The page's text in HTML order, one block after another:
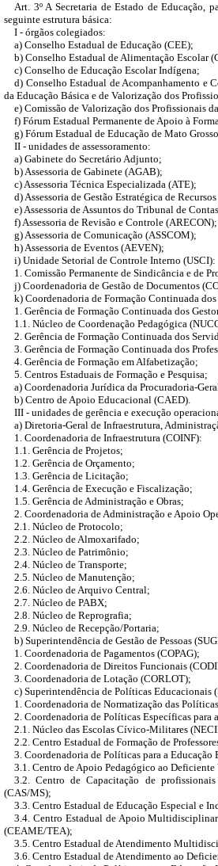
Art. 3º A Secretaria de Estado de Educação,
seguinte estrutura básica:
I - órgãos colegiados:
a) Conselho Estadual de Educação (CEE);
b) Conselho Estadual de Alimentação Escolar
c) Conselho de Educação Escolar Indígena;
d) Conselho Estadual de Acompanhamento e
da Educação Básica e de Valorização dos
e) Comissão de Valorização dos Profissionais
f) Fórum Estadual Permanente de Apoio à
g) Fórum Estadual de Educação de Mato
II - unidades de assessoramento:
a) Gabinete do Secretário Adjunto;
b) Assessoria de Gabinete (AGAB);
c) Assessoria Técnica Especializada (ATE);
d) Assessoria de Gestão Estratégica de
e) Assessoria de Assuntos do Tribunal de
f) Assessoria de Revisão e Controle (ARECON);
g) Assessoria de Comunicação (ASSCOM);
h) Assessoria de Eventos (AEVEN);
i) Unidade Setorial de Controle Interno (USCI):
1. Comissão Permanente de Sindicância e de
j) Coordenadoria de Gestão de Documentos
k) Coordenadoria de Formação Continuada
1. Gerência de Formação Continuada dos
1.1. Núcleo de Coordenação Pedagógica
2. Gerência de Formação Continuada dos
3. Gerência de Formação Continuada dos
4. Gerência de Formação em Alfabetização;
5. Centros Estaduais de Formação e Pesquisa;
a) Coordenadoria Jurídica da Procuradoria-
b) Centro de Apoio Educacional (CAED).
III - unidades de gerência e execução
a) Diretoria-Geral de Infraestrutura,
1. Coordenadoria de Infraestrutura (COINF):
1.1. Gerência de Projetos;
1.2. Gerência de Orçamento;
1.3. Gerência de Licitação;
1.4. Gerência de Execução e Fiscalização;
1.5. Gerência de Administração e Obras;
2. Coordenadoria de Administração e Apoio
2.1. Núcleo de Protocolo;
2.2. Núcleo de Almoxarifado;
2.3. Núcleo de Patrimônio;
2.4. Núcleo de Transporte;
2.5. Núcleo de Manutenção;
2.6. Núcleo de Arquivo Central;
2.7. Núcleo de PABX;
2.8. Núcleo de Reprografia;
2.9. Núcleo de Recepção/Portaria;
b) Superintendência de Gestão de Pessoas
1. Coordenadoria de Pagamentos (COPAG);
2. Coordenadoria de Direitos Funcionais
3. Coordenadoria de Lotação (CORLOT);
c) Superintendência de Políticas Educacionais
1. Coordenadoria de Normatização das
2. Coordenadoria de Políticas Específicas para
2.1. Núcleo das Escolas Cívico-Militares
2.2. Centro Estadual de Formação de
3. Coordenadoria de Políticas para a Educação
3.1. Centro de Apoio Pedagógico ao
3.2. Centro de Capacitação de
(CAS/MS);
3.3. Centro Estadual de Educação Especial e
3.4. Centro Estadual de Apoio
(CEAME/TEA);
3.5. Centro Estadual de Atendimento
3.6. Centro Estadual de Atendimento ao